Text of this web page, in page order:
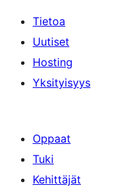
Tietoa
Uutiset
Hosting
Yksityisyys
Oppaat
Tuki
Kehittäjät